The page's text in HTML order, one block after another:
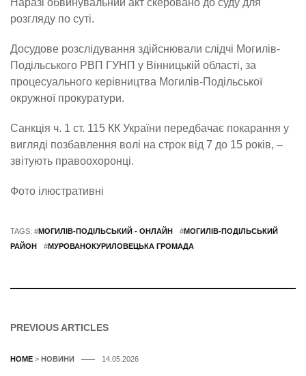
Наразі обвинувальний акт скеровано до суду для
розгляду по суті.
Досудове розслідування здійснювали слідчі Могилів-
Подільського РВП ГУНП у Вінницькій області, за
процесуального керівництва Могилів-Подільської
окружної прокуратури.
Санкція ч. 1 ст. 115 КК України передбачає покарання у
вигляді позбавлення волі на строк від 7 до 15 років, –
звітують правоохоронці.
Фото ілюстративні
TAGS: #МОГИЛІВ-ПОДІЛЬСЬКИЙ - ОНЛАЙН #МОГИЛІВ-ПОДІЛЬСЬКИЙ
РАЙОН
#МУРОВАНОКУРИЛОВЕЦЬКА ГРОМАДА
PREVIOUS ARTICLES
HOME > НОВИНИ 14.05.2026